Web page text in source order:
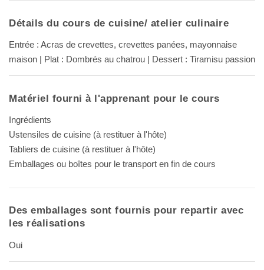
Détails du cours de cuisine/ atelier culinaire
Entrée : Acras de crevettes, crevettes panées, mayonnaise
maison | Plat : Dombrés au chatrou | Dessert : Tiramisu passion
Matériel fourni à l'apprenant pour le cours
Ingrédients
Ustensiles de cuisine (à restituer à l'hôte)
Tabliers de cuisine (à restituer à l'hôte)
Emballages ou boîtes pour le transport en fin de cours
Des emballages sont fournis pour repartir avec
les réalisations
Oui